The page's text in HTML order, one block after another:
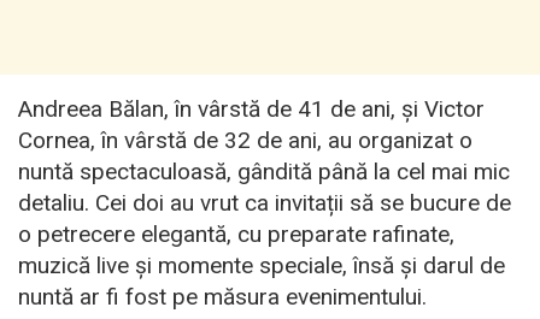
Andreea Bălan, în vârstă de 41 de ani, și Victor
Cornea, în vârstă de 32 de ani, au organizat o
nuntă spectaculoasă, gândită până la cel mai mic
detaliu. Cei doi au vrut ca invitații să se bucure de
o petrecere elegantă, cu preparate rafinate,
muzică live și momente speciale, însă și darul de
nuntă ar fi fost pe măsura evenimentului.